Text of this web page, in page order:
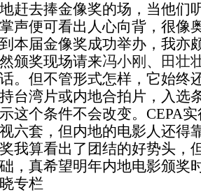
赶去捧金像奖的场，当他们
声便可看出人心向背，很像
届金像奖成功举办，我亦
颁奖现场请来冯小刚 、
田壮
。但不管形式怎样，它始终
台湾片或内地合拍片，入选
这个条件不会改变。CEPA
视六套，但内地的电影人还得
我算看出了团结的好势头，
，真希望明年内地电影颁奖
专栏